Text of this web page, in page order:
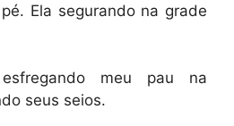
Ela segurando na grade
meu pau na
seus seios.